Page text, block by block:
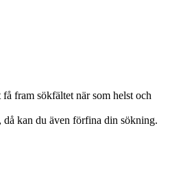
få fram sökfältet när som helst och
kan du även förfina din sökning.